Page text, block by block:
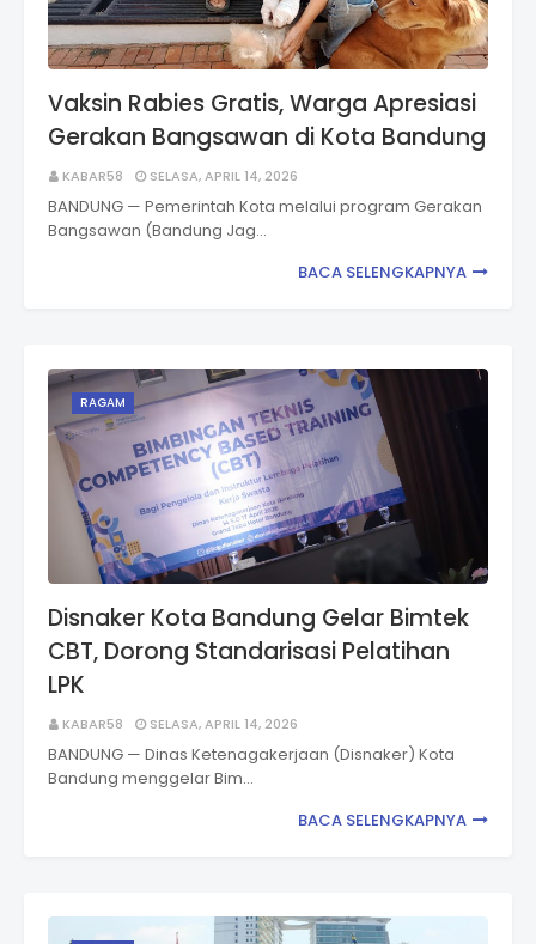
Vaksin Rabies Gratis, Warga Apresiasi
Gerakan Bangsawan di Kota Bandung
KABAR58 SELASA, APRIL 14, 2026
BANDUNG — Pemerintah Kota melalui program Gerakan
Bangsawan (Bandung Jag…
BACA SELENGKAPNYA
RAGAM
Disnaker Kota Bandung Gelar Bimtek
CBT, Dorong Standarisasi Pelatihan
LPK
KABAR58 SELASA, APRIL 14, 2026
BANDUNG — Dinas Ketenagakerjaan (Disnaker) Kota
Bandung menggelar Bim…
BACA SELENGKAPNYA